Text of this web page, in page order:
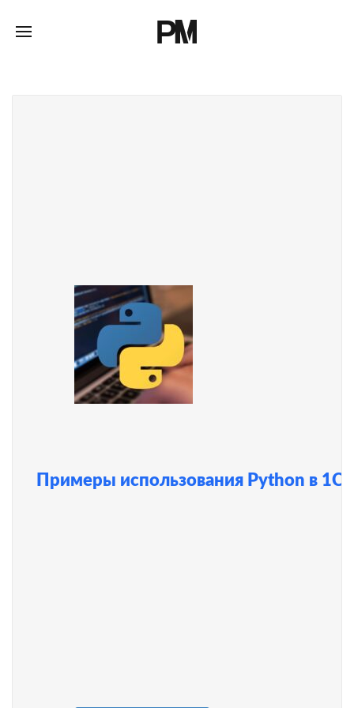
Примеры использования Python в 1С